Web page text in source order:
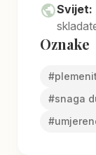
publicSvijet:
Oznake
#
#snaga
#